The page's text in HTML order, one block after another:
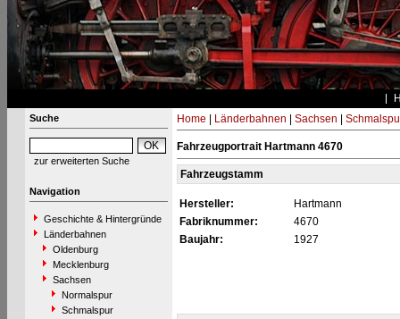
Suche
zur erweiterten Suche
Navigation
Geschichte & Hintergründe
Länderbahnen
Oldenburg
Mecklenburg
Sachsen
Normalspur
Schmalspur
Home Länderbahnen Sachsen
Fahrzeugportrait Hartmann 4670
Fahrzeugstamm
Hersteller:
Hartmann
Fabriknummer:
4670
Baujahr:
1927